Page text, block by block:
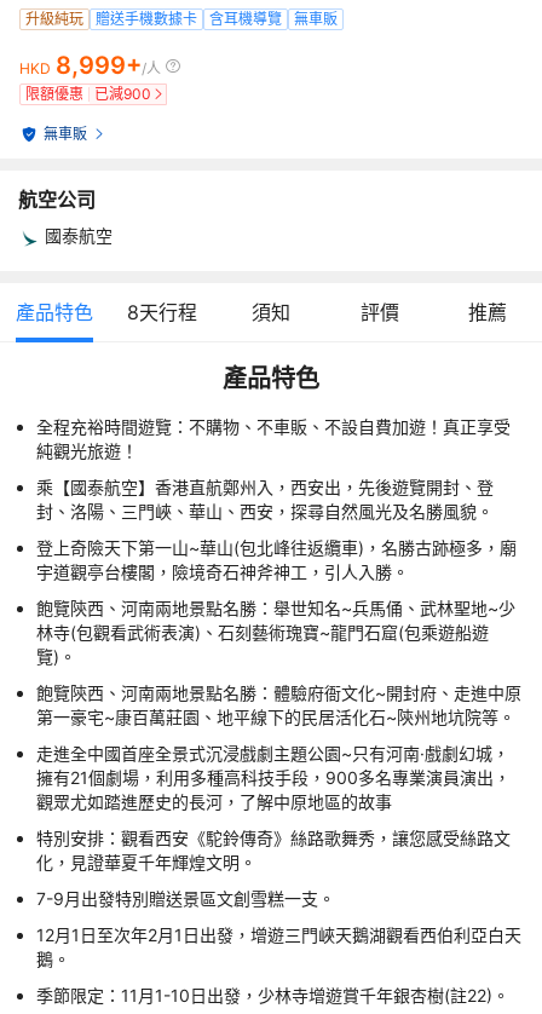
升級純玩
贈送手機數據卡 含耳機導覽 無車販
HKD 8,999+/人
限額優惠
已減900
無車販
航空公司
國泰航空
產品特色 8天行程 須知 評價 推薦
產品特色
全程充裕時間遊覽：不購物、不車販、不設自費加遊！真正享受
純觀光旅遊！
乘【國泰航空】香港直航鄭州入，西安出，先後遊覽開封、登
封、洛陽、三門峽、華山、西安，探尋自然風光及名勝風貌。
登上奇險天下第一山~華山(包北峰往返纜車)，名勝古跡極多，廟
宇道觀亭台樓閣，險境奇石神斧神工，引人入勝。
飽覽陝西、河南兩地景點名勝：舉世知名~兵馬俑、武林聖地~少
林寺(包觀看武術表演)、石刻藝術瑰寶~龍門石窟(包乘遊船遊
覽)。
飽覽陝西、河南兩地景點名勝：體驗府衙文化~開封府、走進中原
第一豪宅~康百萬莊園、地平線下的民居活化石~陝州地坑院等。
走進全中國首座全景式沉浸戲劇主題公園~只有河南·戲劇幻城，
擁有21個劇場，利用多種高科技手段，900多名專業演員演出，
觀眾尤如踏進歷史的長河，了解中原地區的故事
特別安排：觀看西安《駝鈴傳奇》絲路歌舞秀，讓您感受絲路文
化，見證華夏千年輝煌文明。
7-9月出發特別贈送景區文創雪糕一支。
12月1日至次年2月1日出發，增遊三門峽天鵝湖觀看西伯利亞白天
鵝。
季節限定：11月1-10日出發，少林寺增遊賞千年銀杏樹(註22)。